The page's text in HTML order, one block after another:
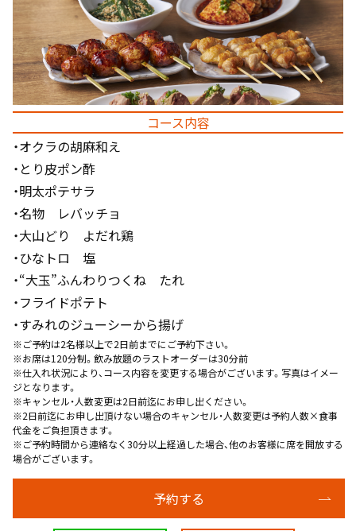
コース内容
・オクラの胡麻和え
・とり皮ポン酢
・明太ポテサラ
・名物 レバッチョ
・大山どり よだれ鶏
・ひなトロ 塩
・“大玉”ふんわりつくね たれ
・フライドポテト
・すみれのジューシーから揚げ
※ご予約は2名様以上で2日前までにご予約下さい。
※お席は120分制。飲み放題のラストオーダーは30分前
※仕入れ状況により、コース内容を変更する場合がございます。写真はイメー
ジとなります。
※キャンセル・人数変更は2日前迄にお申し出ください。
※2日前迄にお申し出頂けない場合のキャンセル・人数変更は予約人数×食事
代金をご負担頂きます。
※ご予約時間から連絡なく30分以上経過した場合、他のお客様に席を開放する
場合がございます。
予約する